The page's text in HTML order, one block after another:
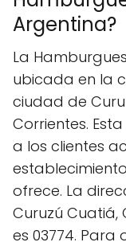
Argentina?
La
ubicada en la
ciudad de
Corrientes.
a los clientes
ofrece. La
Curuzú Cuatiá,
es 03774.